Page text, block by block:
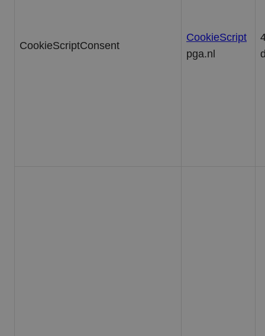
CookieScriptConsent
CookieScript
pga.nl